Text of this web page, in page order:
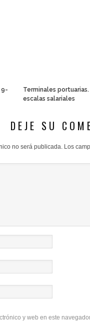
9-
Terminales
escalas salariales
DEJE SU
no será publicada. Los
y web en este